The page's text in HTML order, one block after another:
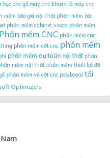
học cnc gỗ máy cnc khoan lỗ máy cnc
mềm báo giá nội thất phần mềm bóc
phần mềm cabinet vision phần mềm
Phần mềm CNC phần mềm cnc
phần mềm cắt cnc phần mềm
phần mềm dự toán nội thất phần
mềm nội thất phần mềm thiết kế đồ
phần mềm vẽ cắt cnc polyboard tối
Optimizers